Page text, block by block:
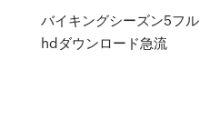
バイキングシーズン5フル
hdダウンロード急流